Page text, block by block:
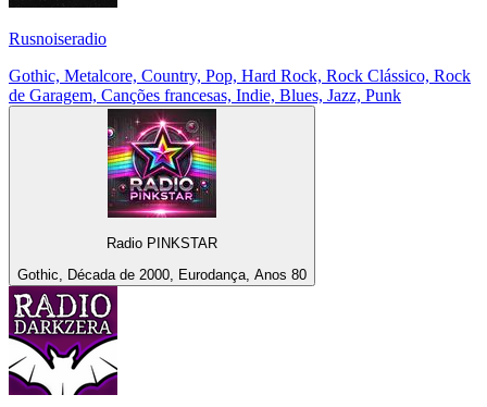
Rusnoiseradio
Gothic, Metalcore, Country, Pop, Hard Rock, Rock Clássico, Rock
de Garagem, Canções francesas, Indie, Blues, Jazz, Punk
Radio PINKSTAR
Gothic, Década de 2000, Eurodança, Anos 80